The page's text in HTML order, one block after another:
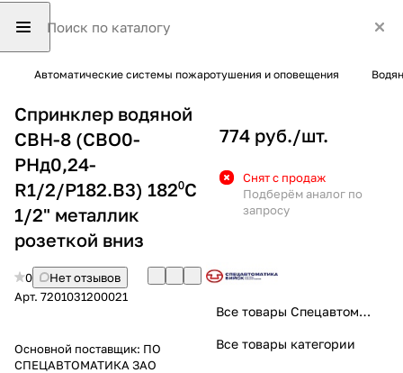
Автоматические системы пожаротушения и оповещения
Спринклер водяной
СВН-8 (CBO0-
PHд0,24-
R1/2/P182.B3) 182⁰С
1/2" металлик
розеткой вниз
0
Нет отзывов
Арт. 7201031200021
Основной поставщик: ПО
СПЕЦАВТОМАТИКА ЗАО
774 руб./шт.
Снят с продаж
Подберём аналог по
запросу
Все товары Спецавтоматика
Все товары категории